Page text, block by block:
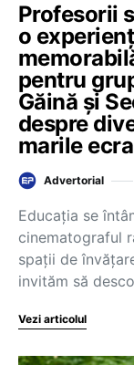
Profesorii
o
pentru
Găină și
despre
marile
Advertorial
Educația se
cinematograful
spații de
invităm să
Vezi articolul